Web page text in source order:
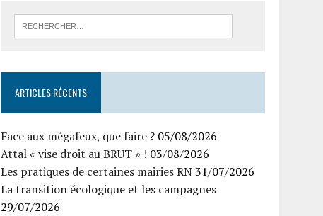
ARTICLES RÉCENTS
Face aux mégafeux, que faire ? 05/08/2026
Attal « vise droit au BRUT » ! 03/08/2026
Les pratiques de certaines mairies RN31/07/2026
La transition écologique et les campagnes
29/07/2026